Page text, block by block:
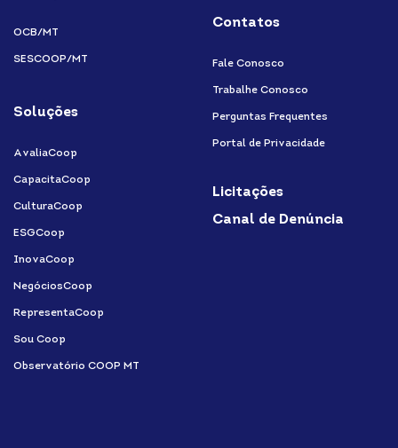
OCB/MT
SESCOOP/MT
Soluções
AvaliaCoop
CapacitaCoop
CulturaCoop
ESGCoop
InovaCoop
NegóciosCoop
RepresentaCoop
Sou Coop
Observatório COOP MT
Contatos
Fale Conosco
Trabalhe Conosco
Perguntas Frequentes
Portal de Privacidade
Licitações
Canal de Denúncia